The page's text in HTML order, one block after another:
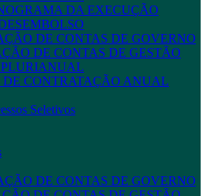
DA EXECUÇÃO
DE CONTAS DE GOVERNO
DE CONTAS DE GESTÃO
PLURIANUAL
DE CONTRATAÇÃO ANUAL
Seletivos
DE CONTAS DE GOVERNO